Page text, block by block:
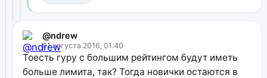
@ndrew
01 августа 2016, 01:40
Тоесть гуру с большим рейтингом будут иметь
больше лимита, так? Тогда новички остаются в